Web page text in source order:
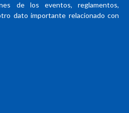
de los eventos, reglamentos,
dato importante relacionado con